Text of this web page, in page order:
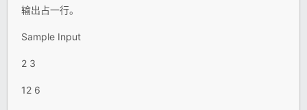
输出占一行。
Sample Input
2 3
12 6